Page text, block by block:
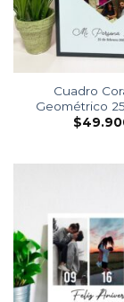
Cuadro
Geométrico
$